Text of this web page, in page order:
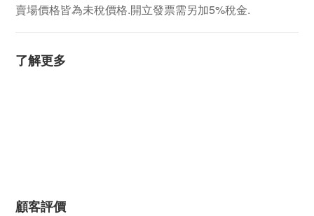
賣場價格皆為未稅價格.開立發票需另加5%稅金.
了解更多
顧客評價